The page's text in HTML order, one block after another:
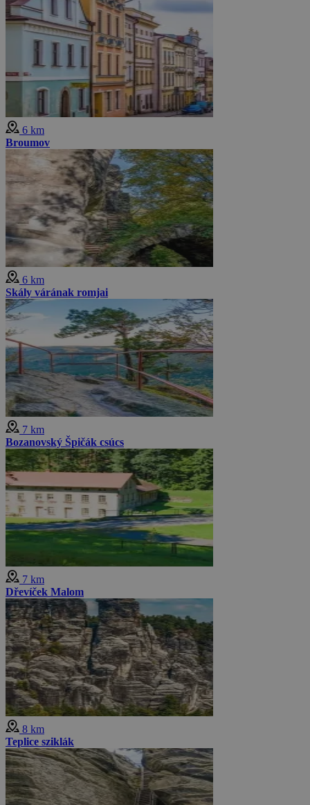
6 km
Broumov
6 km
Skály várának romjai
7 km
Bozanovský Špičák csúcs
7 km
Dřevíček Malom
8 km
Teplice sziklák